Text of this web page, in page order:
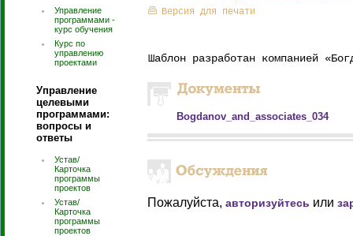
Управление
программами -
курс обучения
Курс по
управлению
проектами
Управление
целевыми
программами:
вопросы и
ответы
Устав/
Карточка
программы
проектов
Устав/
Карточка
программы
проектов
Версия для печати
Шаблон разработан компанией
Bogdanov_and_associates_034
Пожалуйста, авторизуйтесь или